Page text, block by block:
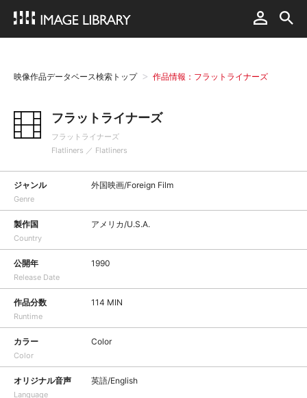
映像作品データベース検索トップ 作品情報：フラットライナーズ
フラットライナーズ
フラットライナーズ
Flatliners ／ Flatliners
ジャンル
Genre
外国映画/Foreign Film
製作国
Country
アメリカ/U.S.A.
公開年
Release Date
1990
作品分数
Runtime
114 MIN
カラー
Color
Color
オリジナル音声
Language
英語/English